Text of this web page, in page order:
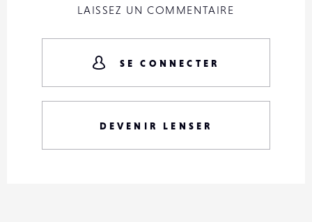
LAISSEZ UN COMMENTAIRE
SE CONNECTER
DEVENIR LENSER